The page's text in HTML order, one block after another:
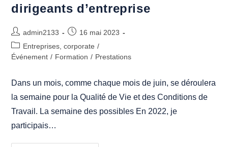
dirigeants d’entreprise
Auteur/autrice
de
la
admin2133
Publication
16 mai 2023
Post
category:
Entreprises, corporate /
Événement / Formation / Prestations
Dans un mois, comme chaque mois de juin, se déroulera
la semaine pour la Qualité de Vie et des Conditions de
Travail. La semaine des possibles En 2022, je
participais…